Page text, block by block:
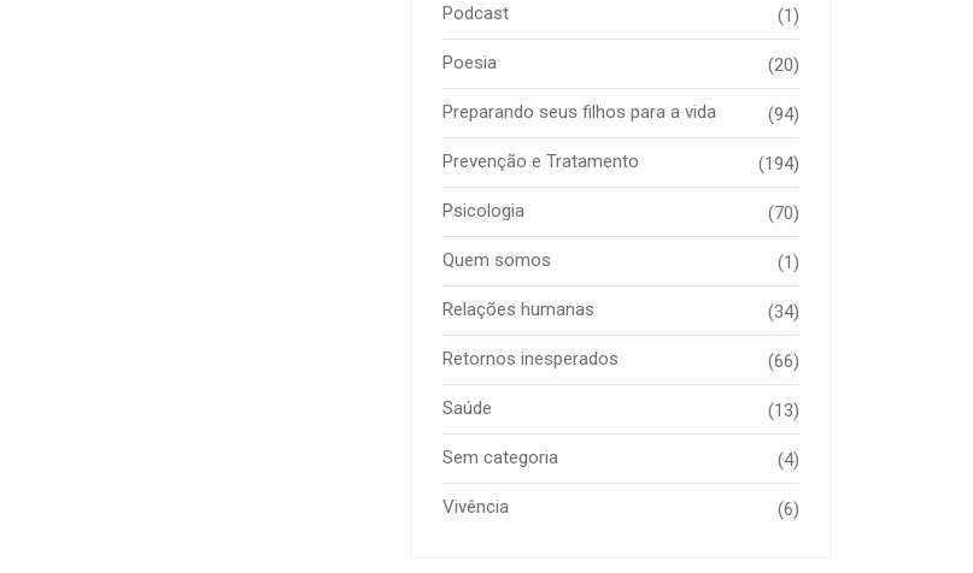
Podcast (1)
Poesia (20)
Preparando seus filhos para a vida (94)
Prevenção e Tratamento (194)
Psicologia (70)
Quem somos (1)
Relações humanas (34)
Retornos inesperados (66)
Saúde (13)
Sem categoria (4)
Vivência (6)